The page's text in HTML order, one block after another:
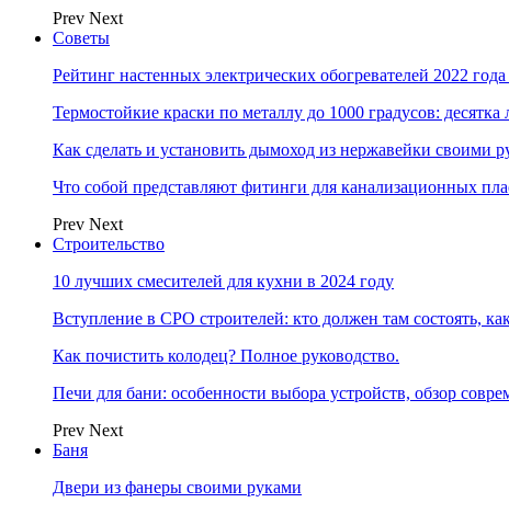
Prev Next
Советы
Рейтинг настенных электрических обогревателей 2022
Термостойкие краски по металлу до 1000 градусов:
Как сделать и установить дымоход из нержавейки своими
Что собой представляют фитинги для канализационных
Prev Next
Строительство
10 лучших смесителей для кухни в 2024 году
Вступление в СРО строителей: кто должен там состоять,
Как почистить колодец? Полное руководство.
Печи для бани: особенности выбора устройств, обзор
Prev Next
Баня
Двери из фанеры своими руками